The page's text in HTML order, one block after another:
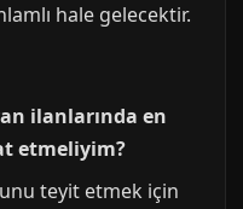
hale gelecektir.
ilanlarında en
etmeliyim?
teyit etmek için